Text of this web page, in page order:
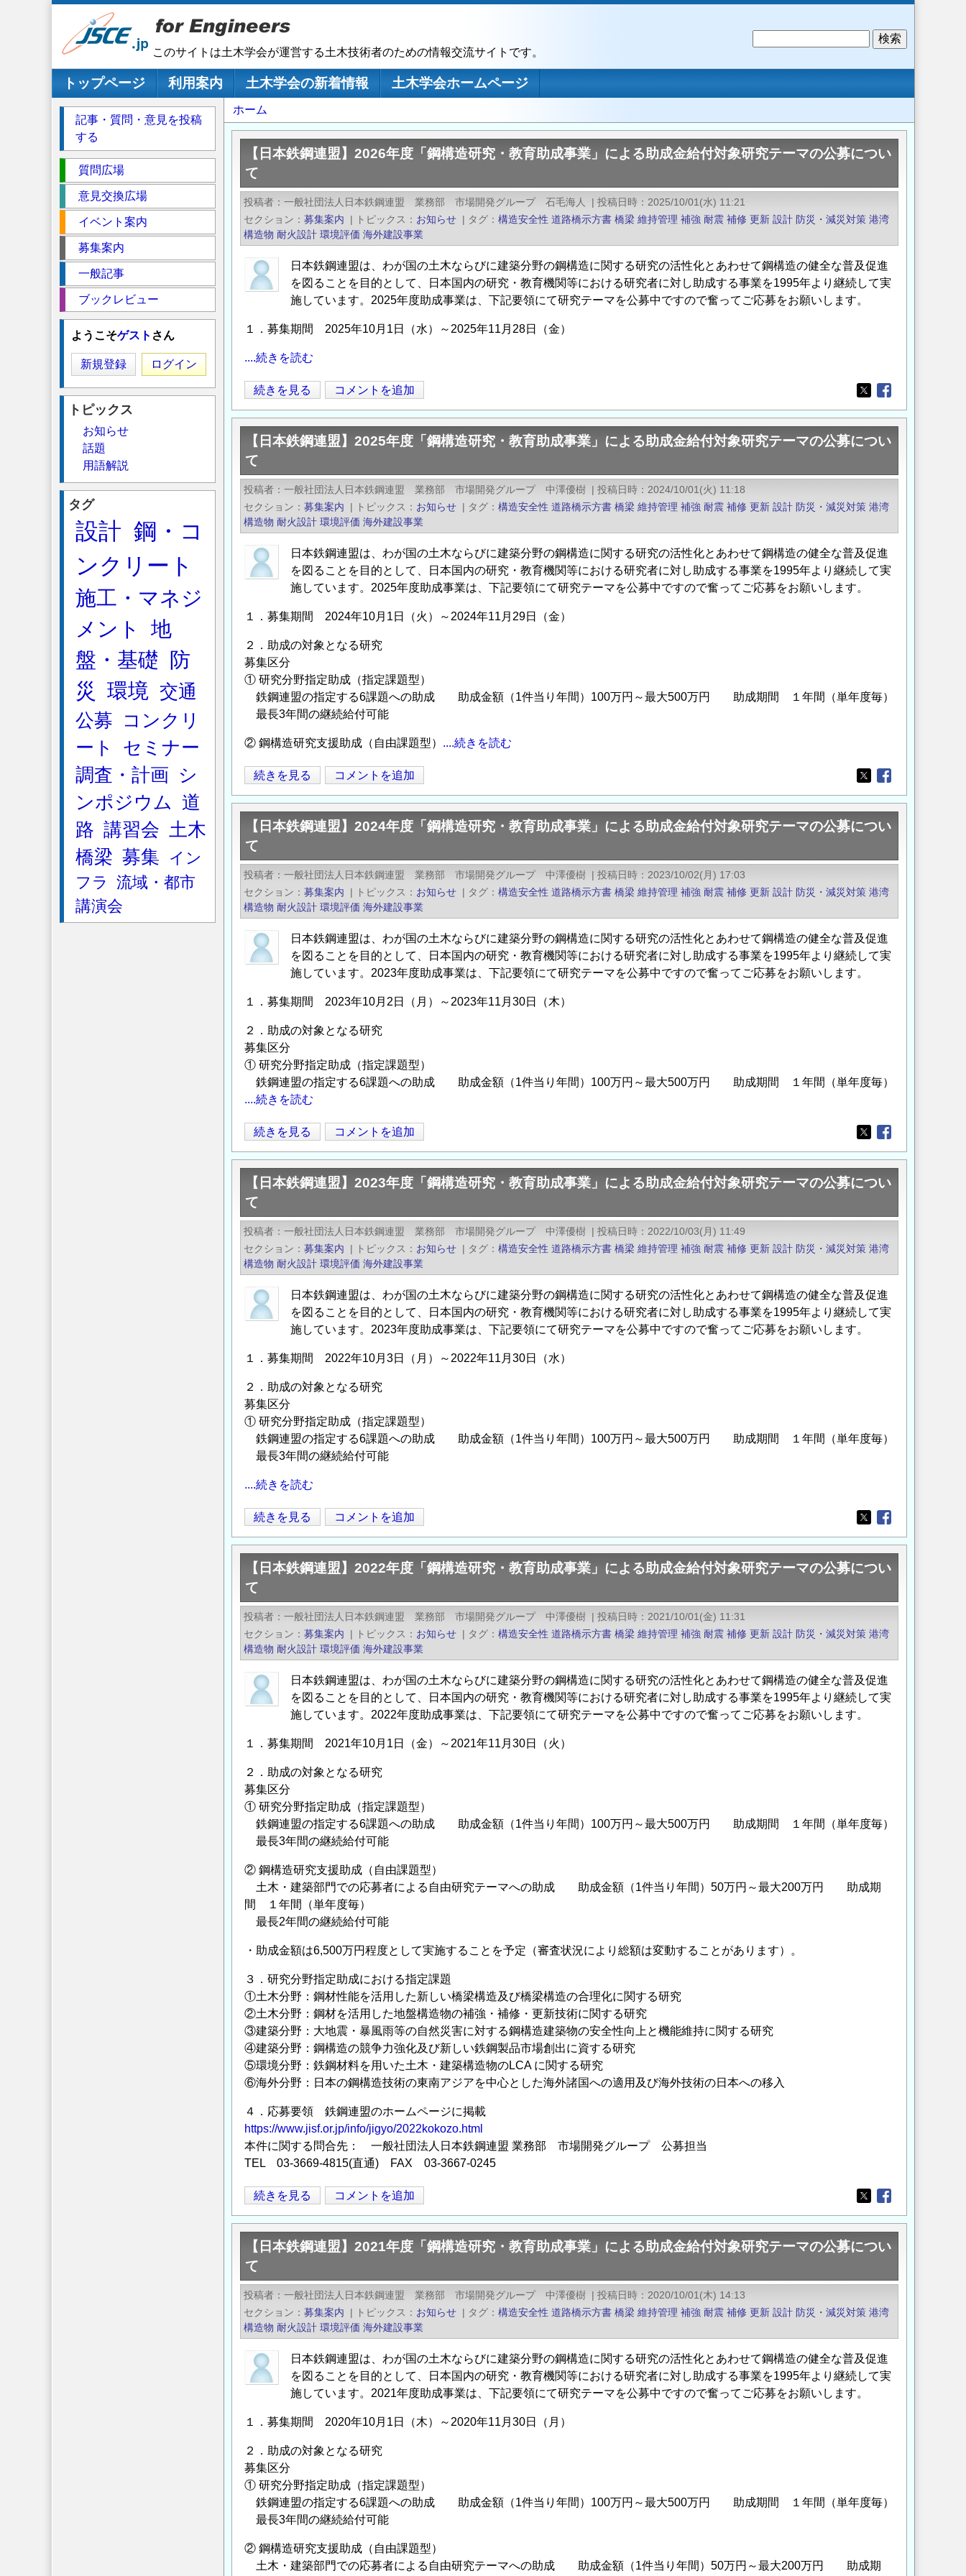
このサイトは土木学会が運営する土木技術者のための情報交流サイトです。
メインナビゲーション
トップページ 利用案内 土木学会の新着情報
土木学会ホームページ
パ
ン
ず
ホーム
【日本鉄鋼連盟】2026年度「鋼構造研究・教育助成事業」による助成金給付対象研究テーマの公募につい
て
投稿者 一般社団法人日本鉄鋼連盟 業務部 市場開発グループ 石毛海人 | 投稿日時
2025/10/01(水) 11:21
セクション
募集案内 | トピックス お知らせ | タグ 構造安全性 道路橋示方書 橋梁 維持管理 補強 耐震 補修 更新 設計 防災・減災対策 港湾
構造物 耐火設計 環境評価 海外建設事業
日本鉄鋼連盟は、わが国の土木ならびに建築分野の鋼構造に関する研究の活性化とあわせて鋼構造の健全な普及促進
を図ることを目的として、日本国内の研究・教育機関等における研究者に対し助成する事業を1995年より継続して実
施しています。2025年度助成事業は、下記要領にて研究テーマを公募中ですので奮ってご応募をお願いします。
１．募集期間 2025年10月1日（水）～2025年11月28日（金）
....続きを読む
【日
本
鉄
鋼
連
盟】
2026
年
度
「鋼
構
究・
育
助
成
事
に
よ
る
助
成
金
給
付
対
象
究
テ
公
募
に
つ
い
て
の
続きを見る コメントを追加
Opens in a new
Opens in a new
【日本鉄鋼連盟】2025年度「鋼構造研究・教育助成事業」による助成金給付対象研究テーマの公募につい
て
投稿者 一般社団法人日本鉄鋼連盟 業務部 市場開発グループ 中澤優樹 | 投稿日時
2024/10/01(火) 11:18
セクション
募集案内 | トピックス お知らせ | タグ 構造安全性 道路橋示方書 橋梁 維持管理 補強 耐震 補修 更新 設計 防災・減災対策 港湾
構造物 耐火設計 環境評価 海外建設事業
日本鉄鋼連盟は、わが国の土木ならびに建築分野の鋼構造に関する研究の活性化とあわせて鋼構造の健全な普及促進
を図ることを目的として、日本国内の研究・教育機関等における研究者に対し助成する事業を1995年より継続して実
施しています。2025年度助成事業は、下記要領にて研究テーマを公募中ですので奮ってご応募をお願いします。
１．募集期間 2024年10月1日（火）～2024年11月29日（金）
２．助成の対象となる研究
募集区分
① 研究分野指定助成（指定課題型）
鉄鋼連盟の指定する6課題への助成 助成金額（1件当り年間）100万円～最大500万円 助成期間 １年間（単年度毎）
最長3年間の継続給付可能
② 鋼構造研究支援助成（自由課題型） ....続きを読む
【日
本
鉄
鋼
連
盟】
2025
年
度
「鋼
構
究・
育
助
成
事
に
よ
る
助
成
金
給
付
対
象
の
公
募
に
い
て
の
続きを見る コメントを追加
Opens in a new
Opens in a new
【日本鉄鋼連盟】2024年度「鋼構造研究・教育助成事業」による助成金給付対象研究テーマの公募につい
て
投稿者 一般社団法人日本鉄鋼連盟 業務部 市場開発グループ 中澤優樹 | 投稿日時
2023/10/02(月) 17:03
セクション
募集案内 | トピックス お知らせ | タグ 構造安全性 道路橋示方書 橋梁 維持管理 補強 耐震 補修 更新 設計 防災・減災対策 港湾
構造物 耐火設計 環境評価 海外建設事業
日本鉄鋼連盟は、わが国の土木ならびに建築分野の鋼構造に関する研究の活性化とあわせて鋼構造の健全な普及促進
を図ることを目的として、日本国内の研究・教育機関等における研究者に対し助成する事業を1995年より継続して実
施しています。2023年度助成事業は、下記要領にて研究テーマを公募中ですので奮ってご応募をお願いします。
１．募集期間 2023年10月2日（月）～2023年11月30日（木）
２．助成の対象となる研究
募集区分
① 研究分野指定助成（指定課題型）
鉄鋼連盟の指定する6課題への助成 助成金額（1件当り年間）100万円～最大500万円 助成期間 １年間（単年度毎）
....続きを読む
【日
本
鉄
鋼
連
盟】
2024
年
度
「鋼
構
究・
育
助
成
事
に
よ
る
助
成
金
給
付
対
象
究
テ
公
募
に
つ
い
て
の
続きを見る コメントを追加
Opens in a new
Opens in a new
【日本鉄鋼連盟】2023年度「鋼構造研究・教育助成事業」による助成金給付対象研究テーマの公募につい
て
投稿者 一般社団法人日本鉄鋼連盟 業務部 市場開発グループ 中澤優樹 | 投稿日時
2022/10/03(月) 11:49
セクション
募集案内 | トピックス お知らせ | タグ 構造安全性 道路橋示方書 橋梁 維持管理 補強 耐震 補修 更新 設計 防災・減災対策 港湾
構造物 耐火設計 環境評価 海外建設事業
日本鉄鋼連盟は、わが国の土木ならびに建築分野の鋼構造に関する研究の活性化とあわせて鋼構造の健全な普及促進
を図ることを目的として、日本国内の研究・教育機関等における研究者に対し助成する事業を1995年より継続して実
施しています。2023年度助成事業は、下記要領にて研究テーマを公募中ですので奮ってご応募をお願いします。
１．募集期間 2022年10月3日（月）～2022年11月30日（水）
２．助成の対象となる研究
募集区分
① 研究分野指定助成（指定課題型）
鉄鋼連盟の指定する6課題への助成 助成金額（1件当り年間）100万円～最大500万円 助成期間 １年間（単年度毎）
最長3年間の継続給付可能
....続きを読む
【日
本
鉄
鋼
連
盟】
2023
年
度
「鋼
構
究・
育
助
成
事
に
よ
る
助
成
給
付
対
象
研
究
テ
ー
マ
の
公
に
つ
い
て
の
続きを見る コメントを追加
Opens in a new
Opens in a new
【日本鉄鋼連盟】2022年度「鋼構造研究・教育助成事業」による助成金給付対象研究テーマの公募につい
て
投稿者 一般社団法人日本鉄鋼連盟 業務部 市場開発グループ 中澤優樹 | 投稿日時
2021/10/01(金) 11:31
セクション
募集案内 | トピックス お知らせ | タグ 構造安全性 道路橋示方書 橋梁 維持管理 補強 耐震 補修 更新 設計 防災・減災対策 港湾
構造物 耐火設計 環境評価 海外建設事業
日本鉄鋼連盟は、わが国の土木ならびに建築分野の鋼構造に関する研究の活性化とあわせて鋼構造の健全な普及促進
を図ることを目的として、日本国内の研究・教育機関等における研究者に対し助成する事業を1995年より継続して実
施しています。2022年度助成事業は、下記要領にて研究テーマを公募中ですので奮ってご応募をお願いします。
１．募集期間 2021年10月1日（金）～2021年11月30日（火）
２．助成の対象となる研究
募集区分
① 研究分野指定助成（指定課題型）
鉄鋼連盟の指定する6課題への助成 助成金額（1件当り年間）100万円～最大500万円 助成期間 １年間（単年度毎）
最長3年間の継続給付可能
② 鋼構造研究支援助成（自由課題型）
土木・建築部門での応募者による自由研究テーマへの助成 助成金額（1件当り年間）50万円～最大200万円 助成期
間 １年間（単年度毎）
最長2年間の継続給付可能
・助成金額は6,500万円程度として実施することを予定（審査状況により総額は変動することがあります）。
３．研究分野指定助成における指定課題
①土木分野：鋼材性能を活用した新しい橋梁構造及び橋梁構造の合理化に関する研究
②土木分野：鋼材を活用した地盤構造物の補強・補修・更新技術に関する研究
③建築分野：大地震・暴風雨等の自然災害に対する鋼構造建築物の安全性向上と機能維持に関する研究
④建築分野：鋼構造の競争力強化及び新しい鉄鋼製品市場創出に資する研究
⑤環境分野：鉄鋼材料を用いた土木・建築構造物のLCA に関する研究
⑥海外分野：日本の鋼構造技術の東南アジアを中心とした海外諸国への適用及び海外技術の日本への移入
４．応募要領 鉄鋼連盟のホームページに掲載
https://www.jisf.or.jp/info/jigyo/2022kokozo.html
本件に関する問合先： 一般社団法人日本鉄鋼連盟 業務部 市場開発グループ 公募担当
TEL 03-3669-4815(直通) FAX 03-3667-0245
【日
本
鉄
鋼
連
盟】
2022
年
度
「鋼
構
究・
育
助
成
事
に
よ
続きを見る コメントを追加
Opens in a new
Opens in a new
【日本鉄鋼連盟】2021年度「鋼構造研究・教育助成事業」による助成金給付対象研究テーマの公募につい
て
投稿者 一般社団法人日本鉄鋼連盟 業務部 市場開発グループ 中澤優樹 | 投稿日時
2020/10/01(木) 14:13
セクション
募集案内 | トピックス お知らせ | タグ 構造安全性 道路橋示方書 橋梁 維持管理 補強 耐震 補修 更新 設計 防災・減災対策 港湾
構造物 耐火設計 環境評価 海外建設事業
日本鉄鋼連盟は、わが国の土木ならびに建築分野の鋼構造に関する研究の活性化とあわせて鋼構造の健全な普及促進
を図ることを目的として、日本国内の研究・教育機関等における研究者に対し助成する事業を1995年より継続して実
施しています。2021年度助成事業は、下記要領にて研究テーマを公募中ですので奮ってご応募をお願いします。
１．募集期間 2020年10月1日（木）～2020年11月30日（月）
２．助成の対象となる研究
募集区分
① 研究分野指定助成（指定課題型）
鉄鋼連盟の指定する6課題への助成 助成金額（1件当り年間）100万円～最大500万円 助成期間 １年間（単年度毎）
最長3年間の継続給付可能
② 鋼構造研究支援助成（自由課題型）
土木・建築部門での応募者による自由研究テーマへの助成 助成金額（1件当り年間）50万円～最大200万円 助成期
記事・質問・意見を投稿
する
ク
シ
質問広場
意見交換広場
イベント案内
募集案内
一般記事
ブックレビュー
ようこそゲスト さん
新規登録 ログイン
トピックス
お知らせ
話題
用語解説
タグ
設計 鋼・コ
ンクリート
施工・マネジ
メント
地
盤・基礎
防
災
環境 交通
公募
コンクリ
ート
セミナー
調査・計画
シ
ンポジウム 道
路 講習会 土木
橋梁 募集
イン
フラ
流域・都市
講演会